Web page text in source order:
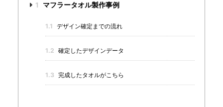
1 マフラータオル製作事例
1.1 デザイン確定までの流れ
1.2 確定したデザインデータ
1.3 完成したタオルがこちら